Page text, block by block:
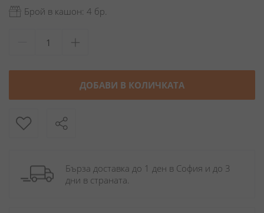
Брой в кашон: 4 бр.
ДОБАВИ В КОЛИЧКАТА
Бърза доставка до 1 ден в София и до 3
дни в страната.